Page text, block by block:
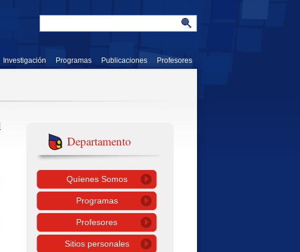
Investigación Programas Publicaciones Profesores
Departamento
Quíenes Somos
Programas
Profesores
Sitios personales